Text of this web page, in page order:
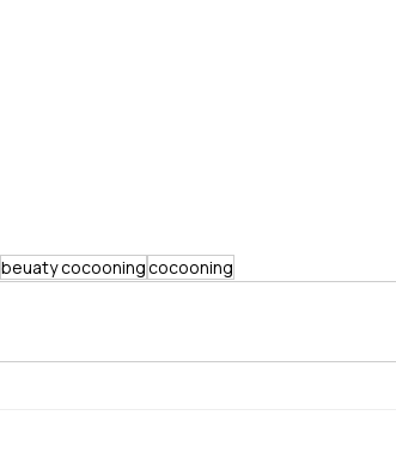
beuaty cocooningcocooning